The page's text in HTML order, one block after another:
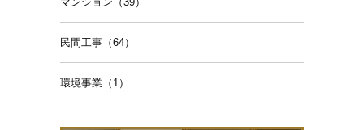
民間工事（64）
環境事業（1）